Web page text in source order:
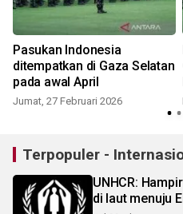
Pasukan Indonesia
ditempatkan di Gaza Selatan
pada awal April
Jumat, 27 Februari 2026
Terpopuler -
UNHCR:
di laut menuju